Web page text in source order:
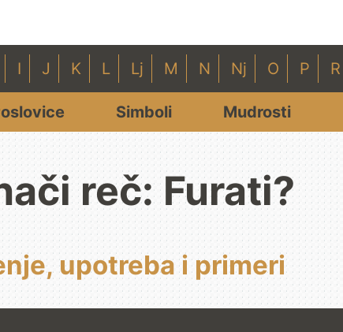
I J K L Lj M N Nj O P R
Simboli Mudrosti
reč: Furati?
upotreba i primeri